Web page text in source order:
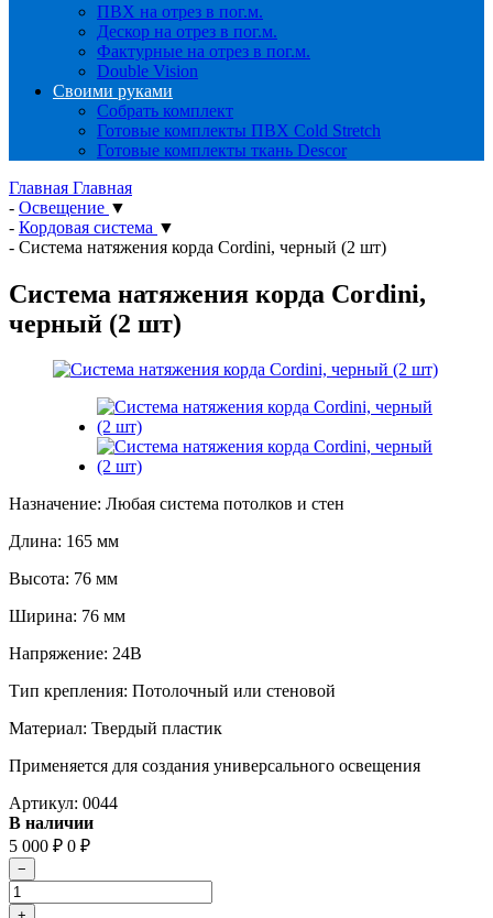
ПВХ на отрез в пог.м.
Дескор на отрез в пог.м.
Фактурные на отрез в пог.м.
Double Vision
Своими руками
Собрать комплект
Готовые комплекты ПВХ Cold Stretch
Готовые комплекты ткань Descor
Главная Главная
- Освещение ▼
- Кордовая система ▼
- Система натяжения корда Cordini, черный (2 шт)
Система натяжения корда Cordini,
черный (2 шт)
Назначение: Любая система потолков и стен
Длина: 165 мм
Высота: 76 мм
Ширина: 76 мм
Напряжение: 24В
Тип крепления: Потолочный или стеновой
Материал: Твердый пластик
Применяется для создания универсального освещения
Артикул: 0044
В наличии
5 000 ₽ 0 ₽